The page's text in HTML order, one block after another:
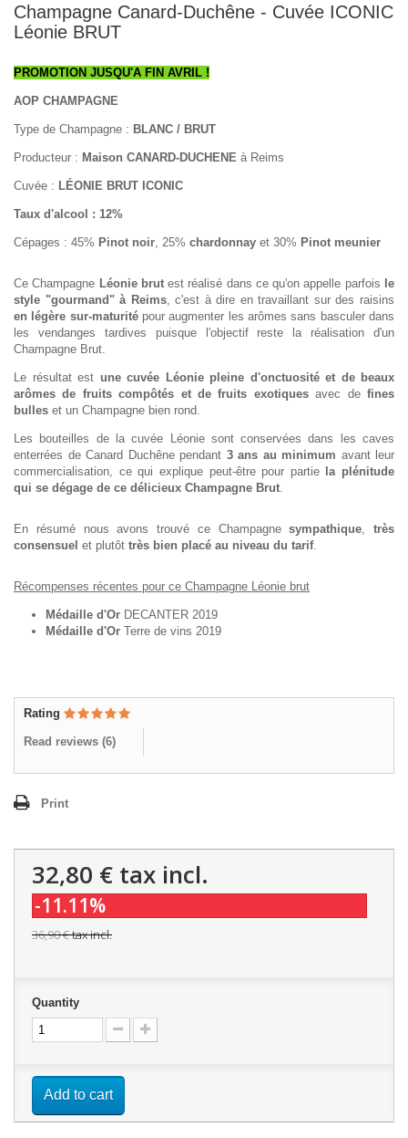
Champagne Canard-Duchêne - Cuvée ICONIC
Léonie BRUT
PROMOTION JUSQU'A FIN AVRIL !
AOP CHAMPAGNE
Type de Champagne : BLANC / BRUT
Producteur : Maison CANARD-DUCHENE à Reims
Cuvée : LÉONIE BRUT ICONIC
Taux d'alcool : 12%
Cépages : 45% Pinot noir , 25% chardonnay et 30% Pinot meunier
Ce Champagne Léonie brutest réalisé dans ce qu'on appelle parfois le
style "gourmand" à Reims, c'est à dire en travaillant sur des raisins
en légère sur-maturitépour augmenter les arômes sans basculer dans
les vendanges tardives puisque l'objectif reste la réalisation d'un
Champagne Brut.
Le résultat est une cuvée Léonie pleine d'onctuosité et de beaux
arômes de fruits compôtés et de fruits exotiquesavec defines
bulles et un Champagne bien rond.
Les bouteilles de la cuvée Léonie sont conservées dans les caves
enterrées de Canard Duchêne pendant 3 ans au minimum avant leur
commercialisation, ce qui explique peut-être pour partie la plénitude
qui se dégage de ce délicieux Champagne Brut
En résumé nous avons trouvé ce Champagnesympathique
très
consensuel et plutôt très bien placé au niveau du tarif.
Récompenses récentes pour ce Champagne Léonie brut
Médaille d'Or DECANTER 2019
Médaille d'Or Terre de vins 2019
Rating
Read reviews (6)
Print
32,80 € tax incl.
-11.11%
36,90 €tax incl.
Quantity
Add to cart